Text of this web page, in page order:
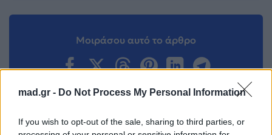
mad.gr - Do Not Process My Personal Information
If you wish to opt-out of the sale, sharing to third parties, or
Μοιράσου αυτό το άρθρο
Προηγούμενο Επόμενο